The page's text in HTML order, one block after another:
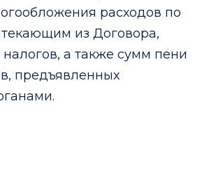
расходов по
из Договора,
а также сумм пени
предъявленных